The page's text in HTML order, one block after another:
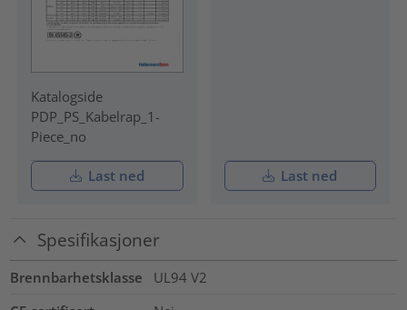
Katalogside
PDP_PS_Kabelrap_1-
Piece_no
Last ned Last ned
Spesifikasjoner
Brennbarhetsklasse
UL94 V2